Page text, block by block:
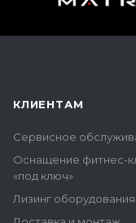
КЛИЕНТАМ
Сервисное
Оснащение фитнес-
«под ключ»
Лизинг оборудования